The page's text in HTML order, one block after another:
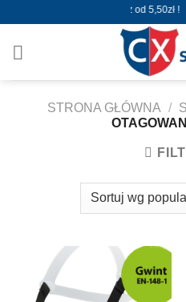
content
Wysyłka już od 5,50zł !
STRONA GŁÓWNA /